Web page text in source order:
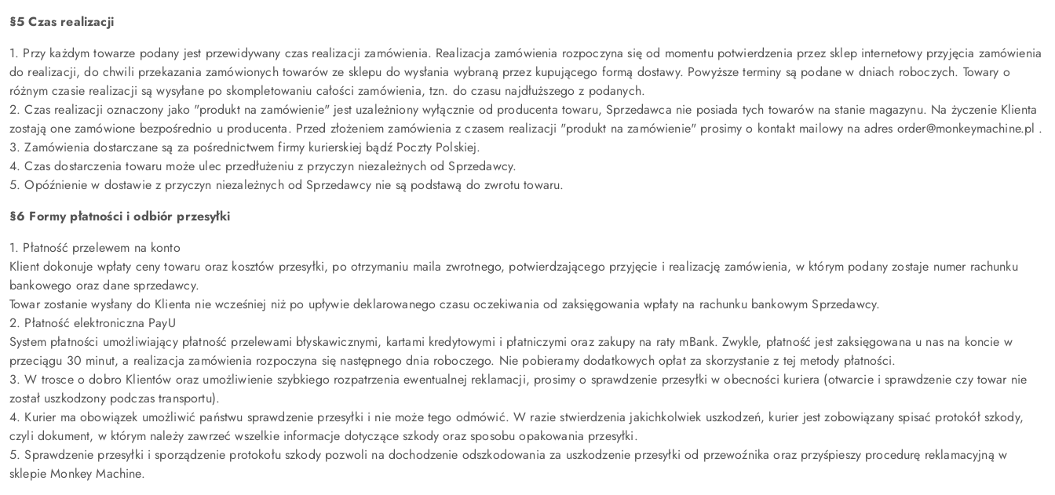
§5 Czas realizacji
1. Przy każdym towarze podany jest przewidywany czas realizacji zamówienia. Realizacja zamówienia rozpoczyna się od momentu potwierdzenia przez sklep internetowy przyjęcia zamówienia
do realizacji, do chwili przekazania zamówionych towarów ze sklepu do wysłania wybraną przez kupującego formą dostawy. Powyższe terminy są podane w dniach roboczych. Towary o
różnym czasie realizacji są wysyłane po skompletowaniu całości zamówienia, tzn. do czasu najdłuższego z podanych.
2. Czas realizacji oznaczony jako "produkt na zamówienie" jest uzależniony wyłącznie od producenta towaru, Sprzedawca nie posiada tych towarów na stanie magazynu. Na życzenie Klienta
zostają one zamówione bezpośrednio u producenta. Przed złożeniem zamówienia z czasem realizacji "produkt na zamówienie" prosimy o kontakt mailowy na adres order@monkeymachine.pl .
3. Zamówienia dostarczane są za pośrednictwem firmy kurierskiej bądź Poczty Polskiej.
4. Czas dostarczenia towaru może ulec przedłużeniu z przyczyn niezależnych od Sprzedawcy.
5. Opóźnienie w dostawie z przyczyn niezależnych od Sprzedawcy nie są podstawą do zwrotu towaru.
§6 Formy płatności i odbiór przesyłki
1. Płatność przelewem na konto
Klient dokonuje wpłaty ceny towaru oraz kosztów przesyłki, po otrzymaniu maila zwrotnego, potwierdzającego przyjęcie i realizację zamówienia, w którym podany zostaje numer rachunku
bankowego oraz dane sprzedawcy.
Towar zostanie wysłany do Klienta nie wcześniej niż po upływie deklarowanego czasu oczekiwania od zaksięgowania wpłaty na rachunku bankowym Sprzedawcy.
2. Płatność elektroniczna PayU
System płatności umożliwiający płatność przelewami błyskawicznymi, kartami kredytowymi i płatniczymi oraz zakupy na raty mBank. Zwykle, płatność jest zaksięgowana u nas na koncie w
przeciągu 30 minut, a realizacja zamówienia rozpoczyna się następnego dnia roboczego. Nie pobieramy dodatkowych opłat za skorzystanie z tej metody płatności.
3. W trosce o dobro Klientów oraz umożliwienie szybkiego rozpatrzenia ewentualnej reklamacji, prosimy o sprawdzenie przesyłki w obecności kuriera (otwarcie i sprawdzenie czy towar nie
został uszkodzony podczas transportu).
4. Kurier ma obowiązek umożliwić państwu sprawdzenie przesyłki i nie może tego odmówić. W razie stwierdzenia jakichkolwiek uszkodzeń, kurier jest zobowiązany spisać protokół szkody,
czyli dokument, w którym należy zawrzeć wszelkie informacje dotyczące szkody oraz sposobu opakowania przesyłki.
5. Sprawdzenie przesyłki i sporządzenie protokołu szkody pozwoli na dochodzenie odszkodowania za uszkodzenie przesyłki od przewoźnika oraz przyśpieszy procedurę reklamacyjną w
sklepie Monkey Machine.